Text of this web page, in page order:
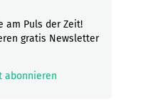
am Puls der Zeit!
gratis Newsletter
abonnieren